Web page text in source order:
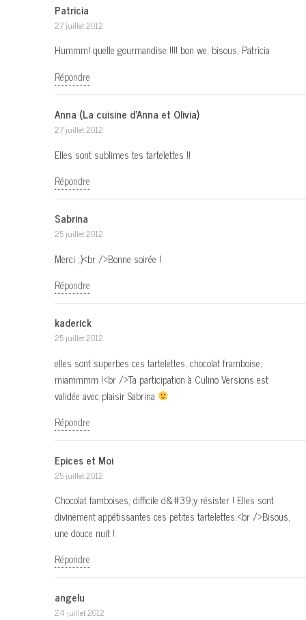
Patricia
27 juillet 2012
Hummm! quelle gourmandise !!!! bon we, bisous, Patricia
Répondre
Anna (La cuisine d’Anna et Olivia)
27 juillet 2012
Elles sont sublimes tes tartelettes !!
Répondre
Sabrina
25 juillet 2012
Merci ;)<br />Bonne soirée !
Répondre
kaderick
25 juillet 2012
elles sont superbes ces tartelettes, chocolat framboise,
miammmm !<br />Ta participation à Culino Versions est
validée avec plaisir Sabrina
Répondre
Epices et Moi
25 juillet 2012
Chocolat famboises, difficile d&#39;y résister ! Elles sont
divinement appétissantes ces petites tartelettes.<br />Bisous,
une douce nuit !
Répondre
angelu
24 juillet 2012